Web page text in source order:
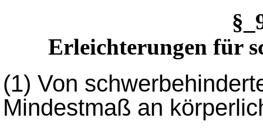
Erleichterungen für
(1) Von
Mindestmaß an